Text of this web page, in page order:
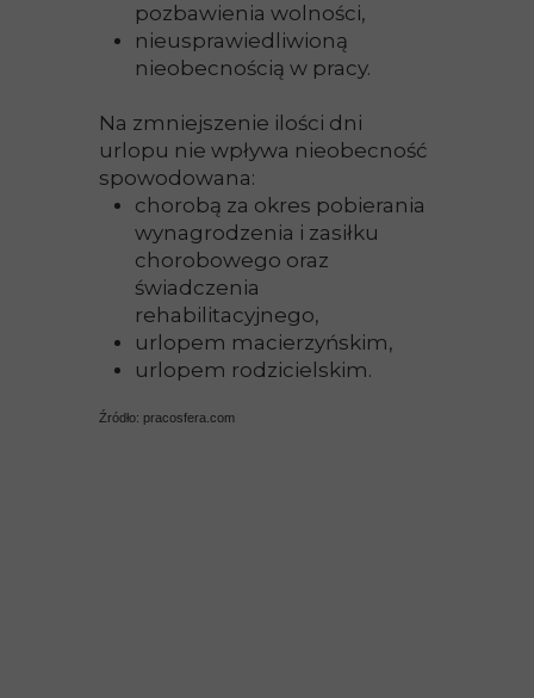
pozbawienia wolności,
nieusprawiedliwioną
nieobecnością w pracy.
Na zmniejszenie ilości dni
urlopu nie wpływa nieobecność
spowodowana:
chorobą za okres pobierania
wynagrodzenia i zasiłku
chorobowego oraz
świadczenia
rehabilitacyjnego,
urlopem macierzyńskim,
urlopem rodzicielskim.
Źródło: pracosfera.com